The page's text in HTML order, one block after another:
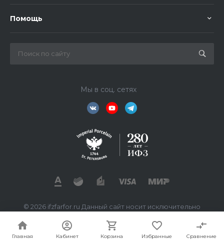
Главная Кабинет Корзина Избранные Сравнение
Помощь
Мы в соц. сетях
© 2026 ifzfarfor.ru Данный сайт носит исключительно
предложения не являются офертой, определяемой
статьей 437 ГК РФ.